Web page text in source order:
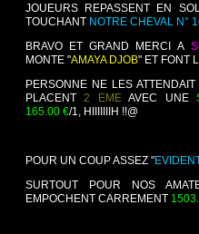
JOUEURS REPASSENT EN
TOUCHANT NOTRE CHEVAL N°
BRAVO ET GRAND MERCI A
MONTE "AMAYA DJOB" ET FONT
PERSONNE NE LES
PLACENT 2 EMEAVEC UNE
165.00 €/1, HIIIIIIIH !!@
POUR UN COUP ASSEZ "
SURTOUT POUR NOS
EMPOCHENT CARREMENT